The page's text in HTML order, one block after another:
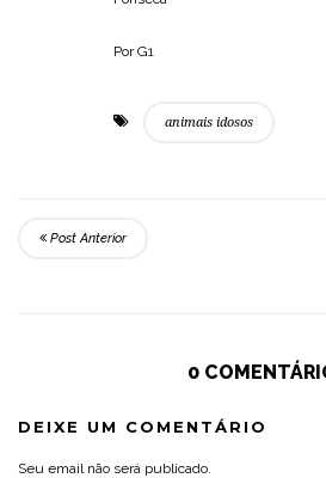
Por G1
animais idosos
Post Anterior
0
DEIXE UM COMENTÁRIO
Seu email não será publicado.